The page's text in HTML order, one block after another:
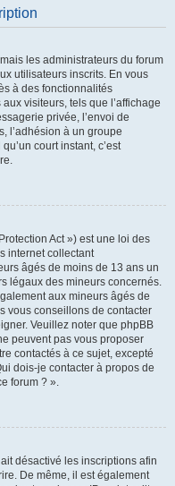
les administrateurs du forum
utilisateurs inscrits. En vous
à des fonctionnalités
visiteurs, tels que l’affichage
privée, l’envoi de
l’adhésion à un groupe
court instant, c’est
Act ») est une loi des
internet collectant
âgés de moins de 13 ans un
légaux des mineurs concernés.
aux mineurs âgés de
vous conseillons de contacter
Veuillez noter que phpBB
peuvent pas vous proposer
contactés à ce sujet, excepté
dois-je contacter à propos de
forum ? ».
désactivé les inscriptions afin
De même, il est également